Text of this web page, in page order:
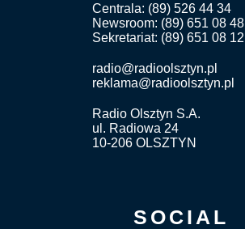
Centrala: (89) 526 44 34
Newsroom: (89) 651 08 48
Sekretariat: (89) 651 08 12
radio@radioolsztyn.pl
reklama@radioolsztyn.pl
Radio Olsztyn S.A.
ul. Radiowa 24
10-206 OLSZTYN
SOCIAL